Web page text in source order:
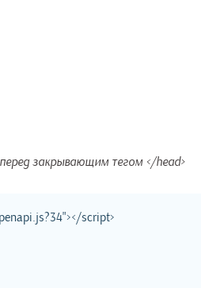
перед закрывающим тегом </head>
script>